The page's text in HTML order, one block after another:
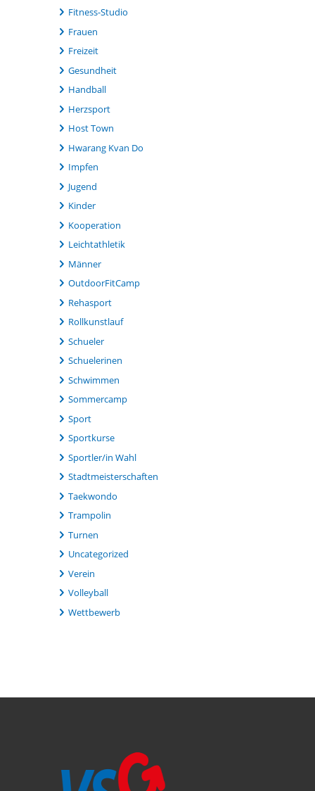
Fitness-Studio
Frauen
Freizeit
Gesundheit
Handball
Herzsport
Host Town
Hwarang Kvan Do
Impfen
Jugend
Kinder
Kooperation
Leichtathletik
Männer
OutdoorFitCamp
Rehasport
Rollkunstlauf
Schueler
Schuelerinen
Schwimmen
Sommercamp
Sport
Sportkurse
Sportler/in Wahl
Stadtmeisterschaften
Taekwondo
Trampolin
Turnen
Uncategorized
Verein
Volleyball
Wettbewerb